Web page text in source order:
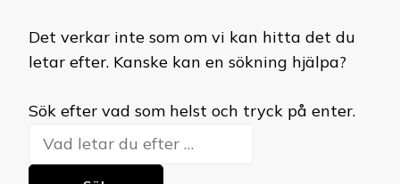
Det verkar inte som om vi kan hitta det du
letar efter. Kanske kan en sökning hjälpa?
Letar
du
efter
Sök efter vad som helst och tryck på enter.